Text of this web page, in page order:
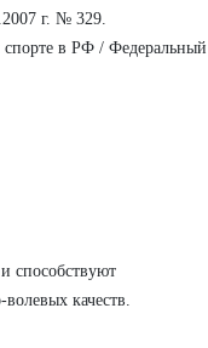
г. № 329.
спорте в РФ / Федеральный
способствуют
качеств.